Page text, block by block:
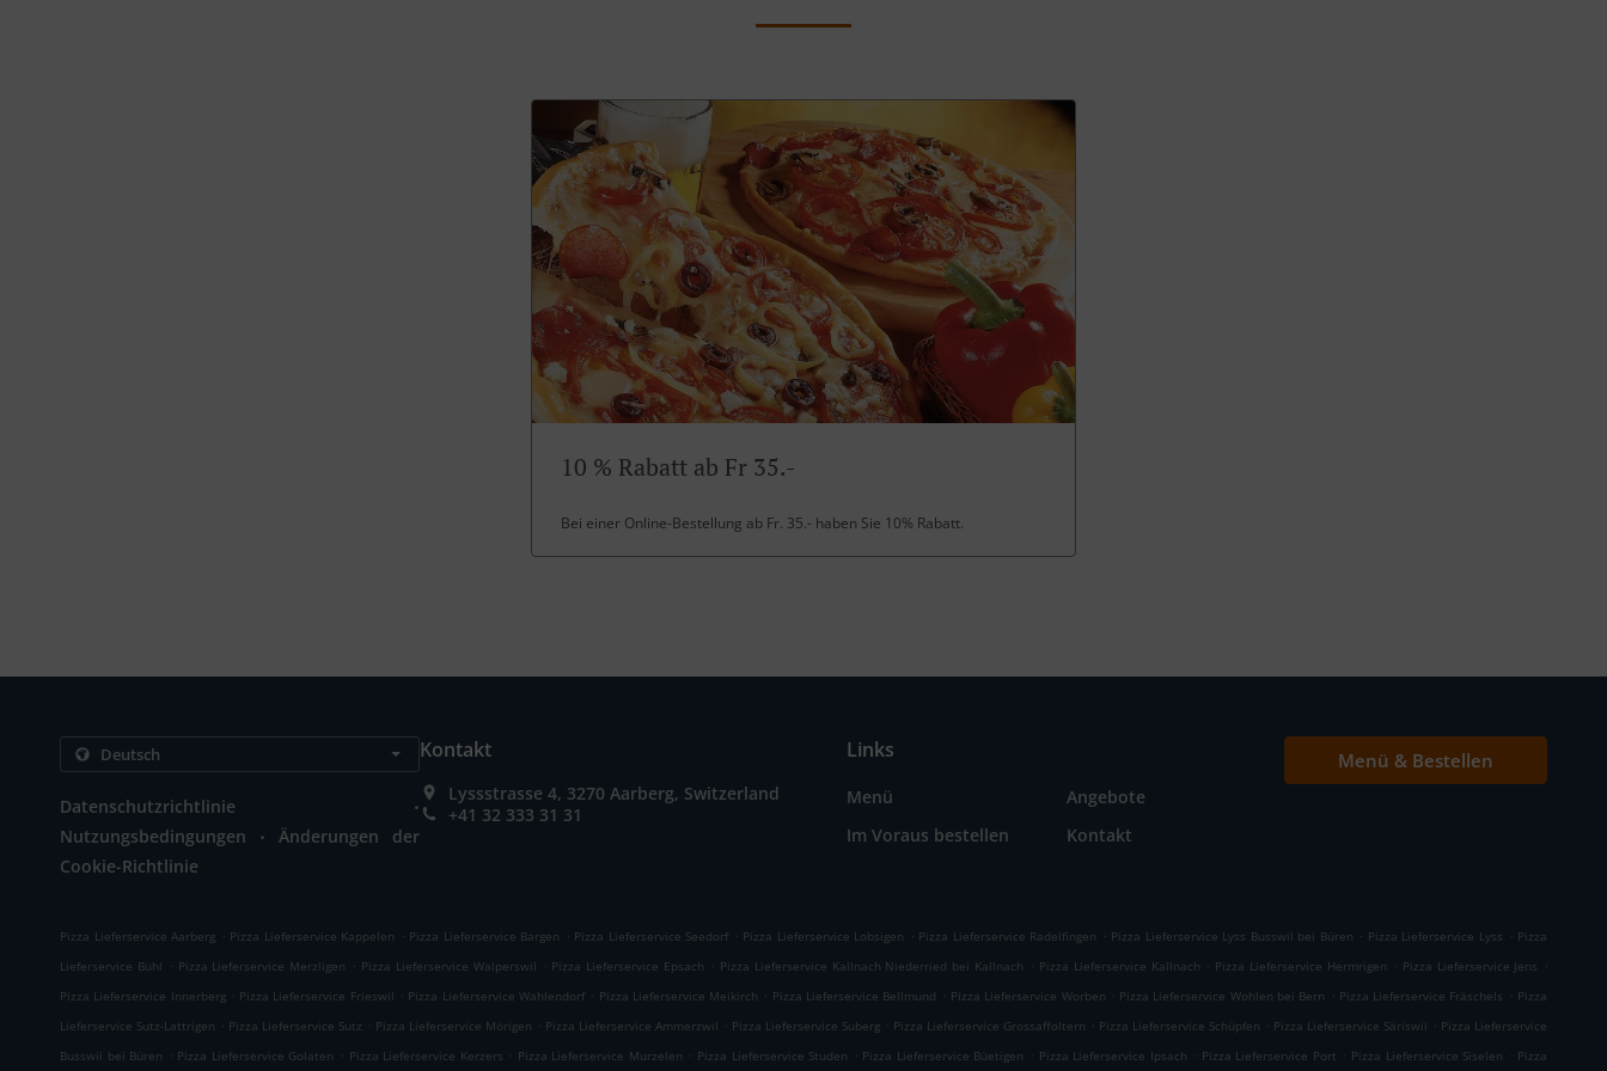
10 % Rabatt ab Fr 35.-
Bei einer Online-Bestellung ab Fr. 35.- haben Sie 10% Rabatt.
Datenschutzrichtlinie .
Nutzungsbedingungen .
Änderungen der
Cookie-Richtlinie
Kontakt
Lyssstrasse 4, 3270 Aarberg, Switzerland
+41 32 333 31 31
Links
Menü
Angebote
Im Voraus bestellen
Kontakt
Menü & Bestellen
Pizza Lieferservice Aarberg . Pizza Lieferservice Kappelen . Pizza Lieferservice Bargen . Pizza Lieferservice Seedorf . Pizza Lieferservice Lobsigen . Pizza Lieferservice Radelfingen . Pizza Lieferservice Lyss Busswil bei Büren . Pizza Lieferservice Lyss . Pizza
Lieferservice Bühl . Pizza Lieferservice Merzligen . Pizza Lieferservice Walperswil . Pizza Lieferservice Epsach . Pizza Lieferservice Kallnach Niederried bei Kallnach . Pizza Lieferservice Kallnach . Pizza Lieferservice Hermrigen . Pizza Lieferservice Jens .
Pizza Lieferservice Innerberg . Pizza Lieferservice Frieswil . Pizza Lieferservice Wahlendorf . Pizza Lieferservice Meikirch . Pizza Lieferservice Bellmund . Pizza Lieferservice Worben . Pizza Lieferservice Wohlen bei Bern . Pizza Lieferservice Fräschels . Pizza
Lieferservice Sutz-Lattrigen . Pizza Lieferservice Sutz . Pizza Lieferservice Mörigen . Pizza Lieferservice Ammerzwil . Pizza Lieferservice Suberg . Pizza Lieferservice Grossaffoltern . Pizza Lieferservice Schüpfen . Pizza Lieferservice Säriswil . Pizza Lieferservice
Busswil bei Büren . Pizza Lieferservice Golaten . Pizza Lieferservice Kerzers . Pizza Lieferservice Murzelen . Pizza Lieferservice Studen . Pizza Lieferservice Büetigen . Pizza Lieferservice Ipsach . Pizza Lieferservice Port . Pizza Lieferservice Siselen . Pizza